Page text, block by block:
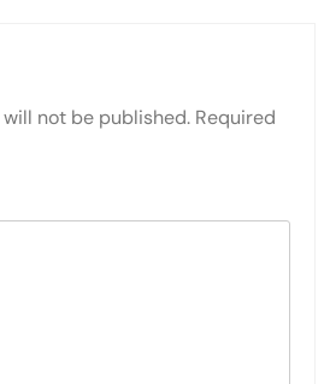
not be published. Required